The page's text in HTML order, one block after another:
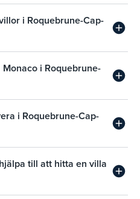
i Roquebrune-Cap-
i Roquebrune-
i Roquebrune-Cap-
till att hitta en villa